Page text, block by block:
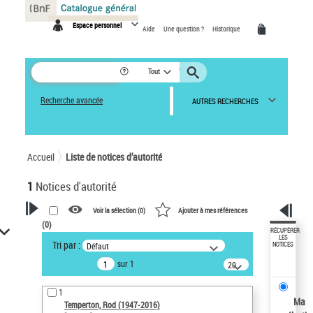
Espace personnel Aide Une question ? Historique
Tout
Recherche avancée AUTRES RECHERCHES
Accueil Liste de notices d’autorité
1 Notices d'autorité
VOTRE RECHERCHE
Recherche avancée dans les
notices d’autorité
Œuvres liées à l'auteur :
Temperton, Rod (1947-2016)
Voir la sélection (0) Ajouter à mes références
(0)
Tri par : Défaut
sur 1
20
résultats/page
1
Temperton, Rod (1947-2016)
RÉCUPÉRER
LES
NOTICES
Ma
Panneau de gestion des cookies